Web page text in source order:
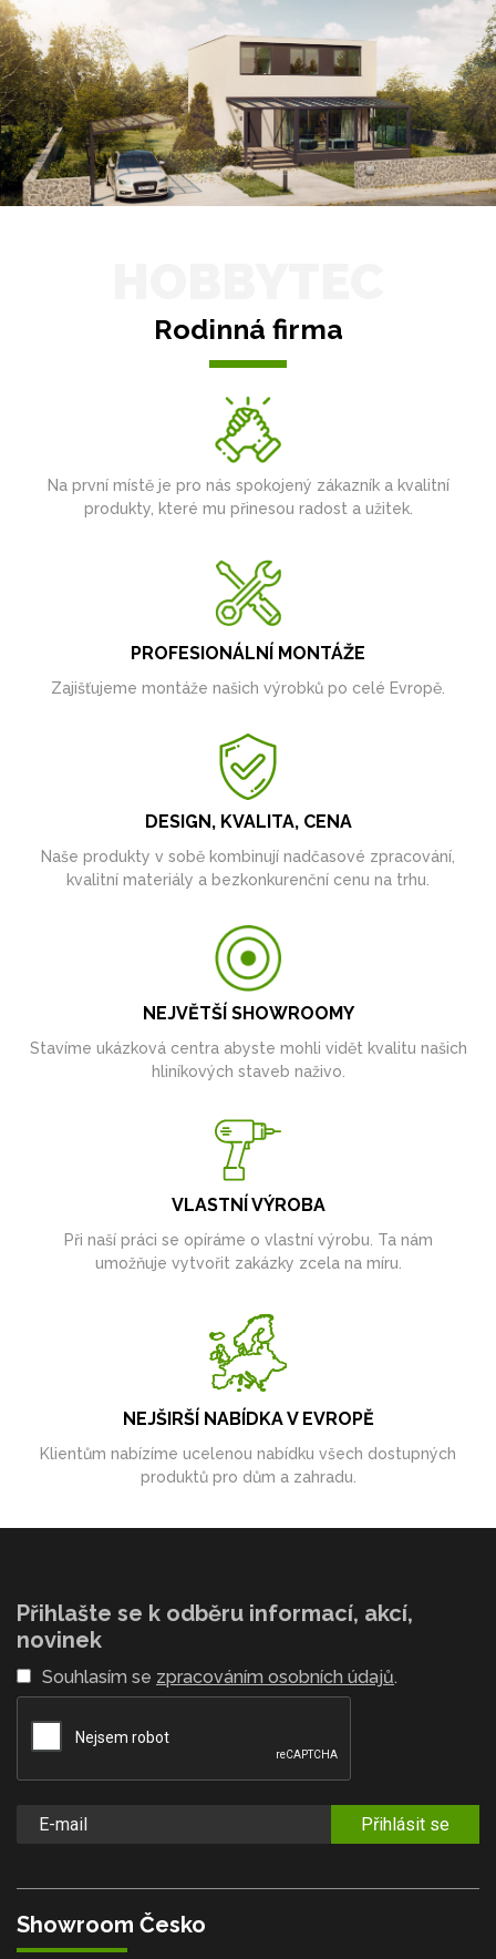
Rodinná firma
Na první místě je pro nás spokojený zákazník a kvalitní
produkty, které mu přinesou radost a užitek.
PROFESIONÁLNÍ MONTÁŽE
Zajišťujeme montáže našich výrobků po celé Evropě.
DESIGN, KVALITA, CENA
Naše produkty v sobě kombinují nadčasové zpracování,
kvalitní materiály a bezkonkurenční cenu na trhu.
NEJVĚTŠÍ SHOWROOMY
Stavíme ukázková centra abyste mohli vidět kvalitu našich
hliníkových staveb naživo.
VLASTNÍ VÝROBA
Při naší práci se opíráme o vlastní výrobu. Ta nám
umožňuje vytvořit zakázky zcela na míru.
NEJŠIRŠÍ NABÍDKA V EVROPĚ
Klientům nabízíme ucelenou nabídku všech dostupných
produktů pro dům a zahradu.
Přihlašte se k odběru informací, akcí,
novinek
Souhlasím se zpracováním osobních údajů.
Přihlásit se
Showroom Česko